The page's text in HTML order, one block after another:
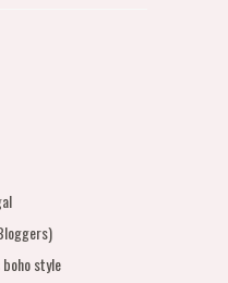
style